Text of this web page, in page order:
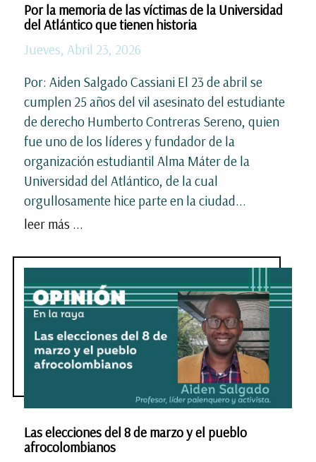
Por la memoria de las víctimas de la Universidad
del Atlántico que tienen historia
Jueves, Abril 23, 2026
Por: Aiden Salgado Cassiani El 23 de abril se
cumplen 25 años del vil asesinato del estudiante
de derecho Humberto Contreras Sereno, quien
fue uno de los líderes y fundador de la
organización estudiantil Alma Máter de la
Universidad del Atlántico, de la cual
orgullosamente hice parte en la ciudad...
leer más ...
Las elecciones del 8 de marzo y el pueblo
afrocolombianos